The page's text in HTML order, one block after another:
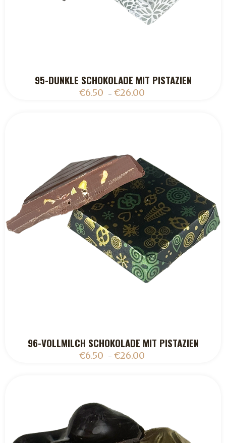
ADD TO CART
95-DUNKLE SCHOKOLADE MIT PISTAZIEN
€6.50 – €26.00
ADD TO CART
96-VOLLMILCH SCHOKOLADE MIT PISTAZIEN
€6.50 – €26.00